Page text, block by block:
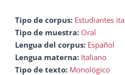
Tipo de corpus: Estudiantes
Tipo de muestra: Oral
Lengua del corpus: Español
Lengua materna: Italiano
Tipo de texto: Monológico